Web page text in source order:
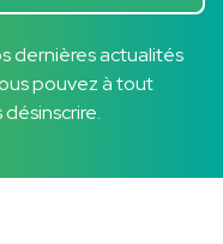
dernières actualités
pouvez à tout